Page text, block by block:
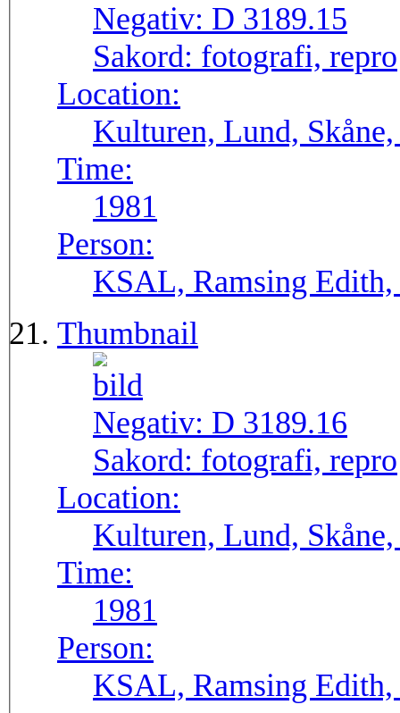
Negativ: D 3189.15
Sakord: fotografi, repro
Location:
Kulturen, Lund,
Time:
1981
Person:
KSAL, Ramsing Edith,
Thumbnail
Negativ: D 3189.16
Sakord: fotografi, repro
Location:
Kulturen, Lund,
Time:
1981
Person:
KSAL, Ramsing Edith,